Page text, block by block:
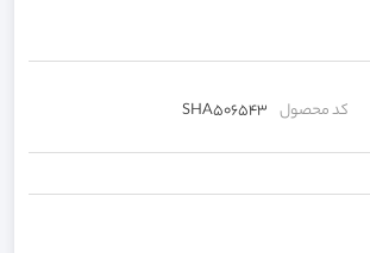
کد محصول SHA506543